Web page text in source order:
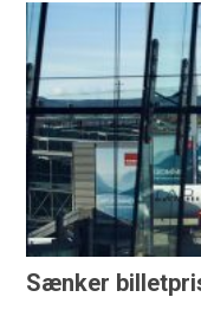
Sænker